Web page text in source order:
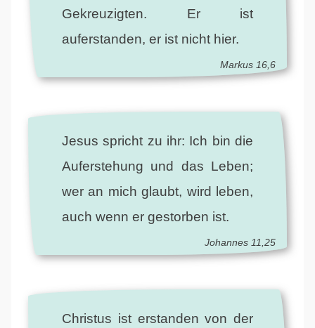
Gekreuzigten. Er ist
auferstanden, er ist nicht hier.
Markus 16,6
Jesus spricht zu ihr: Ich bin die
Auferstehung und das Leben;
wer an mich glaubt, wird leben,
auch wenn er gestorben ist.
Johannes 11,25
Christus ist erstanden von der